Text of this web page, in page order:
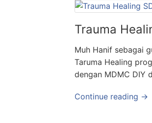
Trauma
Muh Hanif sebagai
Taruma Healing
dengan MDMC DIY
Continue reading →